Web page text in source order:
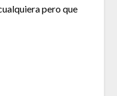
pero que